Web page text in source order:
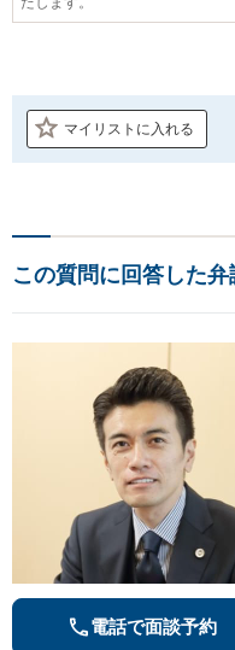
マイリストに入れる
この質問に回答した弁
電話で面談予約